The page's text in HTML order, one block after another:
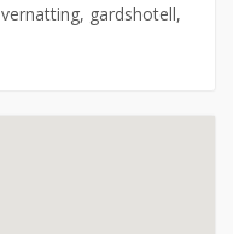
gardshotell,